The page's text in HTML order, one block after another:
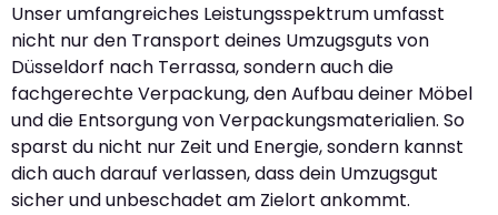
Unser umfangreiches Leistungsspektrum umfasst
nicht nur den Transport deines Umzugsguts von
Düsseldorf nach Terrassa, sondern auch die
fachgerechte Verpackung, den Aufbau deiner Möbel
und die Entsorgung von Verpackungsmaterialien. So
sparst du nicht nur Zeit und Energie, sondern kannst
dich auch darauf verlassen, dass dein Umzugsgut
sicher und unbeschadet am Zielort ankommt.